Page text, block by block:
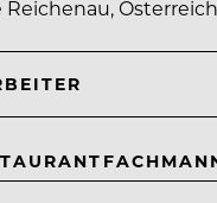
Reichenau, Österreich